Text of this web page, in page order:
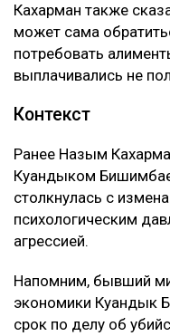
Кахарман также
может сама
потребовать
выплачивались не
Контекст
Ранее Назым
Куандыком
столкнулась с
психологическим
агрессией.
Напомним, бывший
экономики Куандык
срок по делу об